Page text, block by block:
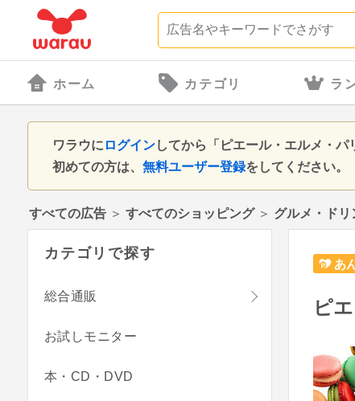
ホーム カテゴリ ラ
ワラウに ログインしてから「ピエール・エルメ・パ
初めての方は、 無料ユーザー登録をしてください。
すべての広告 ＞ すべてのショッピング＞ グルメ・ドリ
あ
ピ
カテゴリで探す
総合通販
お試しモニター
本・CD・DVD